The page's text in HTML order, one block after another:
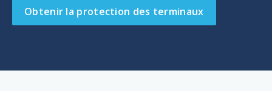
Obtenir la protection des terminaux